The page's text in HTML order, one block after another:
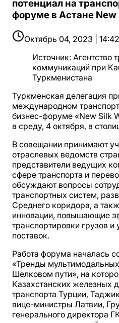
потенциал на
форуме в Астане New
Октябрь 04, 2023 | 14:42 |
Источник: Агентство
коммуникаций при
Туркменистана
Туркменская делегация
международном
бизнес-форуме «New Silk
в среду, 4 октября, в
В совещании принимают
отраслевых ведомств
представители ведущих
сфере транспорта и
обсуждают вопросы
транспортных систем,
Среднего коридора, а
инновации, повышающие
транспортировки грузов
поставок.
Работа форума началась
«Тренды
Шелковом пути», на
Казахстанских железных
транспорта Турции,
вице-министры Латвии,
генерального директора